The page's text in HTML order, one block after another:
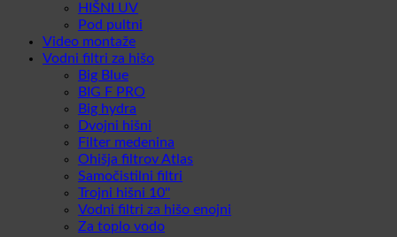
HIŠNI UV
Pod pultni
Video montaže
Vodni filtri za hišo
Big Blue
BIG F PRO
Big hydra
Dvojni hišni
Filter medenina
Ohišja filtrov Atlas
Samočistilni filtri
Trojni hišni 10''
Vodni filtri za hišo enojni
Za toplo vodo